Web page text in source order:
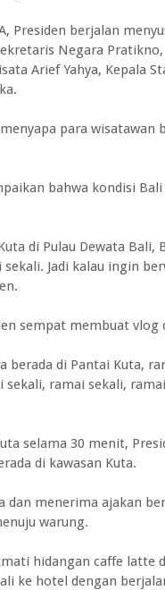
Presiden berjalan
Negara
Arief Yahya, Kepala
para wisatawan
bahwa kondisi
di Pulau Dewata
Jadi kalau ingin
sempat membuat
berada di Pantai Kuta,
ramai sekali,
selama 30 menit,
di kawasan Kuta.
dan menerima ajakan
warung.
hidangan caffe latte
ke hotel dengan